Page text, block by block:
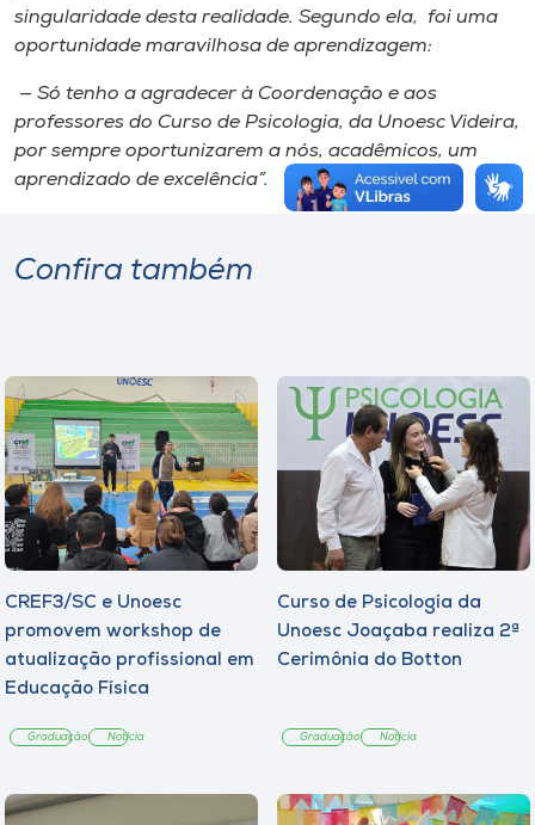
singularidade desta realidade. Segundo ela, foi uma
oportunidade maravilhosa de aprendizagem:
— Só tenho a agradecer à Coordenação e aos
professores do Curso de Psicologia, da Unoesc Videira,
por sempre oportunizarem a nós, acadêmicos, um
aprendizado de excelência”.
Confira também
CREF3/SC e Unoesc
promovem workshop de
atualização profissional em
Educação Física
Graduação Notícia
Curso de Psicologia da
Unoesc Joaçaba realiza 2ª
Cerimônia do Botton
Graduação Notícia